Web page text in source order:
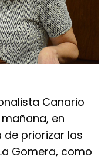
Canario
en
priorizar las
Gomera, como